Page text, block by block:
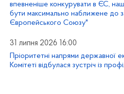
впевненіше конкурувати в ЄС,
бути максимально наближене до
Європейського Союзу"
31 липня 2026 16:00
Пріоритетні напрями державної
Комітеті відбулася зустріч із